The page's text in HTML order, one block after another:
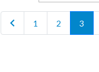
chevron_left 1 2 3